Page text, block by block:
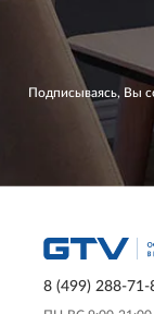
Подписываясь, Вы
8 (499) 288-71-